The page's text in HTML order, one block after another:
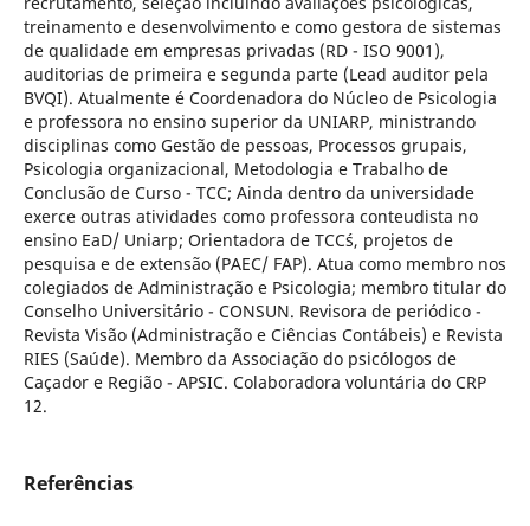
treinamento e desenvolvimento e como gestora de sistemas
de qualidade em empresas privadas (RD - ISO 9001),
auditorias de primeira e segunda parte (Lead auditor pela
BVQI). Atualmente é Coordenadora do Núcleo de Psicologia
e professora no ensino superior da UNIARP, ministrando
disciplinas como Gestão de pessoas, Processos grupais,
Psicologia organizacional, Metodologia e Trabalho de
Conclusão de Curso - TCC; Ainda dentro da universidade
exerce outras atividades como professora conteudista no
ensino EaD/ Uniarp; Orientadora de TCC´s, projetos de
pesquisa e de extensão (PAEC/ FAP). Atua como membro nos
colegiados de Administração e Psicologia; membro titular do
Conselho Universitário - CONSUN. Revisora de periódico -
Revista Visão (Administração e Ciências Contábeis) e Revista
RIES (Saúde). Membro da Associação do psicólogos de
Caçador e Região - APSIC. Colaboradora voluntária do CRP
12.
Referências